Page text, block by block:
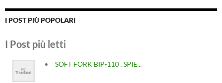
I POST PIÙ POPOLARI
I Post più letti
SOFT FORK BIP-110 . SPIE...